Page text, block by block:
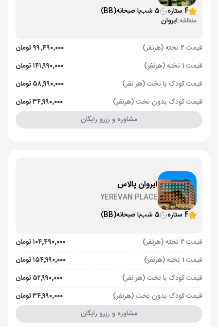
4 ستاره
5 شب با صبحانه(BB)
منطقه:ایروان
قیمت 2 تخته (هرنفر)
۹۹٬۴۹۰٬۰۰۰ تومان
قیمت 1 تخته (هرنفر)
۱۴۱٬۹۹۰٬۰۰۰ تومان
قیمت کودک با تخت (هر نفر)
۵۸٬۹۹۰٬۰۰۰ تومان
قیمت کودک بدون تخت (هرنفر)
۳۴٬۹۹۰٬۰۰۰ تومان
مشاوره و رزرو رایگان
ایروان پالاس
YEREVAN PLACE
4 ستاره
5 شب با صبحانه(BB)
قیمت 2 تخته (هرنفر)
۱۰۴٬۴۹۰٬۰۰۰ تومان
قیمت 1 تخته (هرنفر)
۱۵۴٬۹۹۰٬۰۰۰ تومان
قیمت کودک با تخت (هر نفر)
۵۲٬۹۹۰٬۰۰۰ تومان
قیمت کودک بدون تخت (هرنفر)
۳۴٬۹۹۰٬۰۰۰ تومان
مشاوره و رزرو رایگان